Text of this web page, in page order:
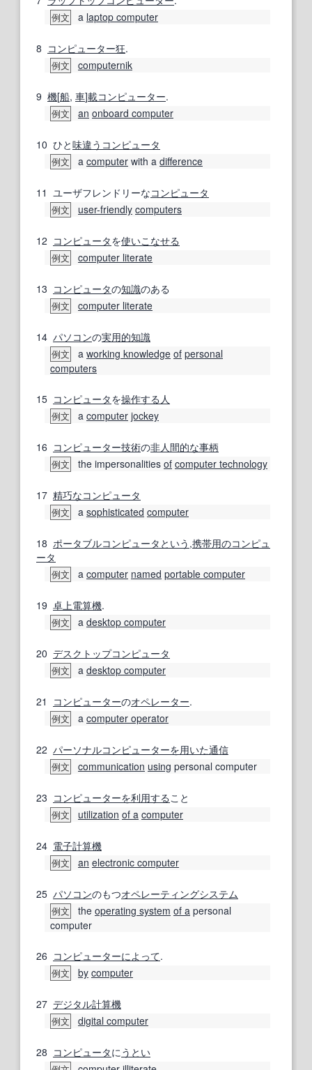
例文 a laptop computer
8 コンピューター狂.
例文 computernik
9 機[船, 車]載コンピューター.
例文 an onboard computer
10 ひと味違う コンピュータ
例文 a computer with a difference
11 ユーザフレンドリーなコンピュータ
例文 user-friendly computers
12 コンピュータを使いこなせる
例文 computer literate
13 コンピュータの知識のある
例文 computer literate
14 パソコンの実用的知識
例文 a working knowledge of personal
computers
15 コンピュータを操作する 人
例文 a computer jockey
16 コンピューター技術の非人間的な事柄
例文 the impersonalities of computer technology
17 精巧なコンピュータ
例文 a sophisticated computer
18 ポータブルコンピュータ という ,携帯用のコンピュ
ータ
例文 a computer named portable computer
19 卓上電算機.
例文 a desktop computer
20 デスクトップコンピュータ
例文 a desktop computer
21 コンピューターのオペレーター.
例文 a computer operator
22 パーソナルコンピューターを用いた通信
例文 communication using personal computer
23 コンピューターを利用する こと
例文 utilization of a computer
24 電子計算機
例文 an electronic computer
25 パソコンのもつオペレーティングシステム
例文 the operating system of a personal
computer
26 コンピューターによって.
例文 by computer
27 デジタル計算機
例文 digital computer
28 コンピュータに うとい